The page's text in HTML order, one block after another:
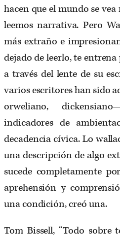
hacen que el mundo se vea
leemos narrativa. Pero
más extraño e
dejado de leerlo, te
a través del lente de su
varios escritores han sido
orweliano,
indicadores de
decadencia cívica. Lo
una descripción de algo
sucede completamente
aprehensión y
una condición, creó una.
Tom Bissell, “Todo sobre